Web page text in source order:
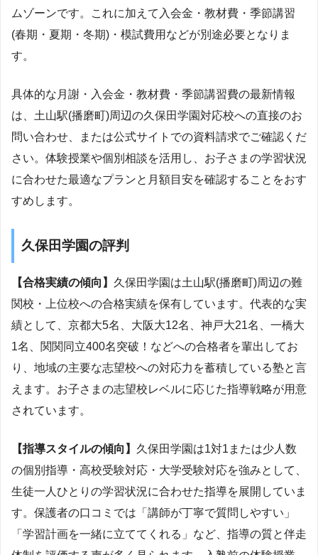
ムゾーンです。これに加えて入会金・教材費・季節講習
(春期・夏期・冬期)・模試費用などが別途必要となりま
す。
具体的な月謝・入会金・教材費・季節講習費の最新情報
は、土山駅(播磨町)周辺の久保田学園対応校への直接のお
問い合わせ、または公式サイトでの資料請求でご確認くだ
さい。体験授業や個別相談を活用し、お子さまの学習状況
に合わせた最適なプランと月額目安を確認することをおす
すめします。
久保田学園の評判
【合格実績の傾向】 久保田学園は土山駅(播磨町)周辺の難
関校・上位校への合格実績を保有しています。代表的な実
績として、京都大5名、大阪大12名、神戸大21名、一橋大
1名、関関同立400名突破！などへの合格者を輩出してお
り、地域の主要な志望校への対応力を蓄積している塾と言
えます。お子さまの志望校レベルに応じた指導戦略が用意
されています。
【指導スタイルの傾向】 久保田学園は1対1または少人数
の個別指導・高校受験対応・大学受験対応を強みとして、
生徒一人ひとりの学習状況に合わせた指導を展開していま
す。保護者の口コミでは「講師が丁寧で質問しやすい」
「学習計画を一緒に立ててくれる」など、指導の質と伴走